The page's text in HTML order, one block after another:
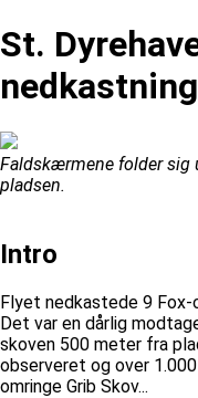
St.
Faldskærmene folder sig
pladsen.
Intro
Flyet nedkastede 9 Fox-
Det var en dårlig
skoven 500 meter fra
observeret og over
omringe Grib Skov...